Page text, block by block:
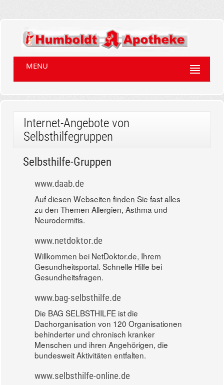
MENU
Internet-Angebote von
Selbsthilfegruppen
Selbsthilfe-Gruppen
www.daab.de
Auf diesen Webseiten finden Sie fast alles
zu den Themen Allergien, Asthma und
Neurodermitis.
www.netdoktor.de
Willkommen bei NetDoktor.de, Ihrem
Gesundheitsportal. Schnelle Hilfe bei
Gesundheitsfragen.
www.bag-selbsthilfe.de
Die BAG SELBSTHILFE ist die
Dachorganisation von 120 Organisationen
behinderter und chronisch kranker
Menschen und ihren Angehörigen, die
bundesweit Aktivitäten entfalten.
www.selbsthilfe-online.de